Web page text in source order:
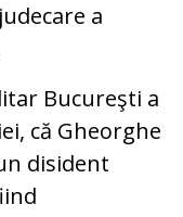
a
Bucureşti a
că Gheorghe
disident